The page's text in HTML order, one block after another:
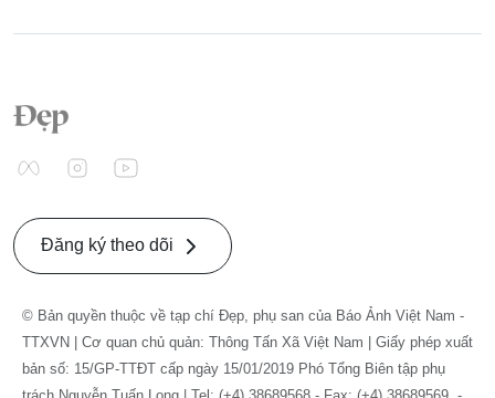
Đăng ký theo dõi
© Bản quyền thuộc về tạp chí Đẹp, phụ san của Báo Ảnh Việt Nam -
TTXVN | Cơ quan chủ quản: Thông Tấn Xã Việt Nam | Giấy phép xuất
bản số: 15/GP-TTĐT cấp ngày 15/01/2019 Phó Tổng Biên tập phụ